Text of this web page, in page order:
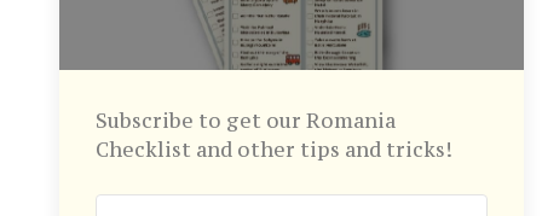
Subscribe to get our Romania
Checklist and other tips and tricks!